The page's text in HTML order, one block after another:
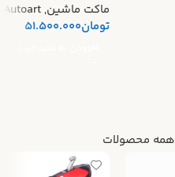
ماکت ماشین,
Autoart
تومان51.500.000
همه محصولات